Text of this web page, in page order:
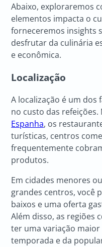
Abaixo, exploraremos
elementos impacta o
forneceremos insights
desfrutar da culinária
e econômica.
Localização
A localização é um
no custo das refeições.
Espanha, os
turísticas, centros
frequentemente
produtos.
Em cidades menores
grandes centros, você
baixos e uma oferta
Além disso, as regiões
ter uma variação
temporada e da